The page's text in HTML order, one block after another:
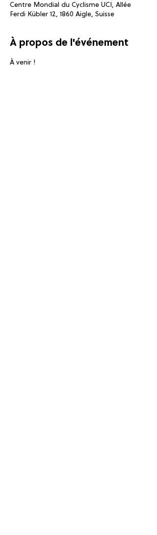
Centre Mondial du Cyclisme UCI, Allée
Ferdi Kübler 12, 1860 Aigle, Suisse
À propos de l'événement
À venir !